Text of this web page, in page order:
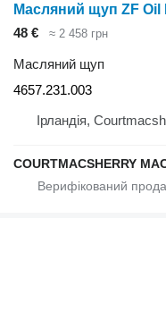
48 € ≈ 2 458 грн
Масляний щуп
4657.231.003
Ірландія,
COURTMACSHERRY